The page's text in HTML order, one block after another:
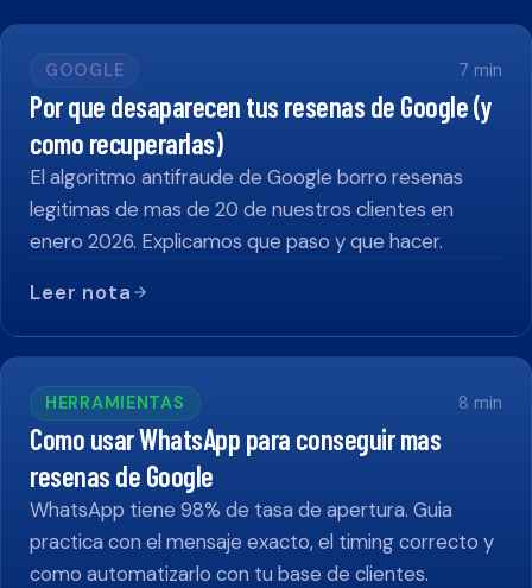
GOOGLE 7 min
Por que desaparecen tus resenas de Google (y
como recuperarlas)
El algoritmo antifraude de Google borro resenas
legitimas de mas de 20 de nuestros clientes en
enero 2026. Explicamos que paso y que hacer.
Leer nota
HERRAMIENTAS 8 min
Como usar WhatsApp para conseguir mas
resenas de Google
WhatsApp tiene 98% de tasa de apertura. Guia
practica con el mensaje exacto, el timing correcto y
como automatizarlo con tu base de clientes.